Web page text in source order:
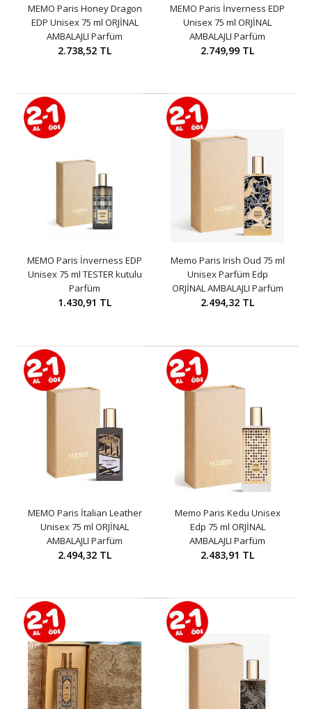
MEMO Paris Honey Dragon
EDP Unisex 75 ml ORJİNAL
AMBALAJLI Parfüm
2.738,52 TL
MEMO Paris İnverness EDP
Unisex 75 ml ORJİNAL
AMBALAJLI Parfüm
2.749,99 TL
MEMO Paris İnverness EDP
Unisex 75 ml TESTER kutulu
Parfüm
1.430,91 TL
Memo Paris Irish Oud 75 ml
Unisex Parfüm Edp
ORJİNAL AMBALAJLI Parfüm
2.494,32 TL
MEMO Paris İtalian Leather
Unisex 75 ml ORJİNAL
AMBALAJLI Parfüm
2.494,32 TL
Memo Paris Kedu Unisex
Edp 75 ml ORJİNAL
AMBALAJLI Parfüm
2.483,91 TL